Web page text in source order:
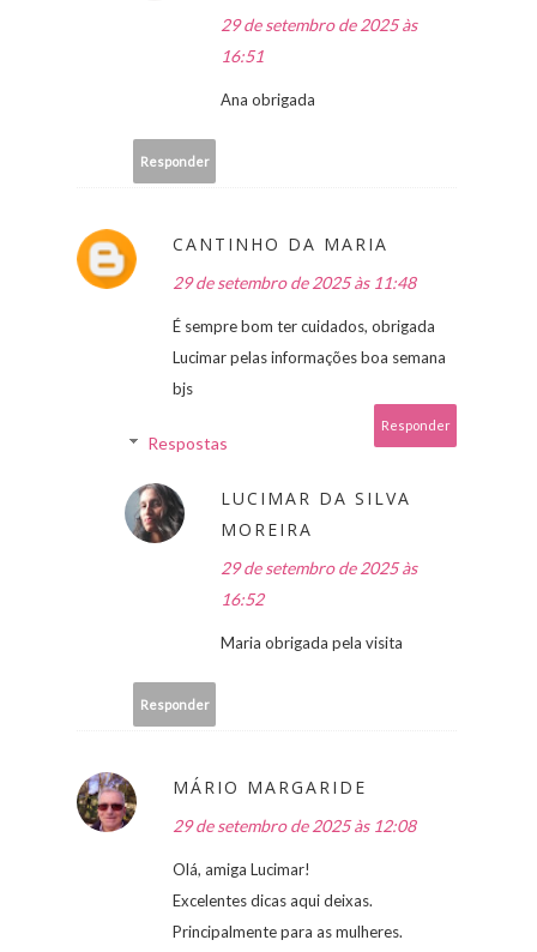
29 de setembro de 2025 às
16:51
Ana obrigada
Responder
CANTINHO DA MARIA
29 de setembro de 2025 às 11:48
É sempre bom ter cuidados, obrigada
Lucimar pelas informações boa semana
bjs
Responder
Respostas
LUCIMAR DA SILVA
MOREIRA
29 de setembro de 2025 às
16:52
Maria obrigada pela visita
Responder
MÁRIO MARGARIDE
29 de setembro de 2025 às 12:08
Olá, amiga Lucimar!
Excelentes dicas aqui deixas.
Principalmente para as mulheres.